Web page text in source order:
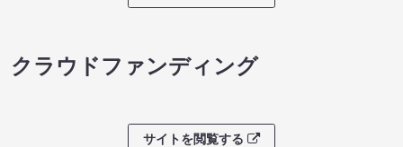
クラウドファンディング
サイトを閲覧する